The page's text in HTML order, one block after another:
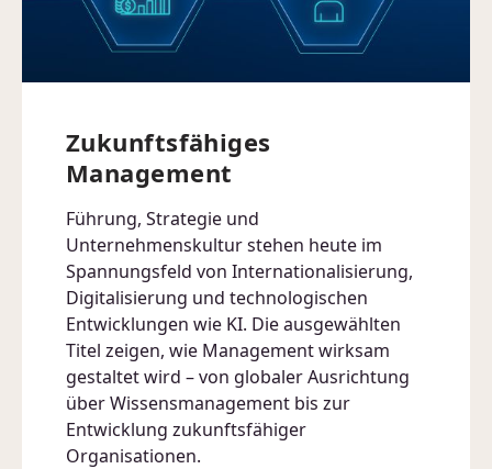
Zukunftsfähiges
Management
Führung, Strategie und
Unternehmenskultur stehen heute im
Spannungsfeld von Internationalisierung,
Digitalisierung und technologischen
Entwicklungen wie KI. Die ausgewählten
Titel zeigen, wie Management wirksam
gestaltet wird – von globaler Ausrichtung
über Wissensmanagement bis zur
Entwicklung zukunftsfähiger
Organisationen.